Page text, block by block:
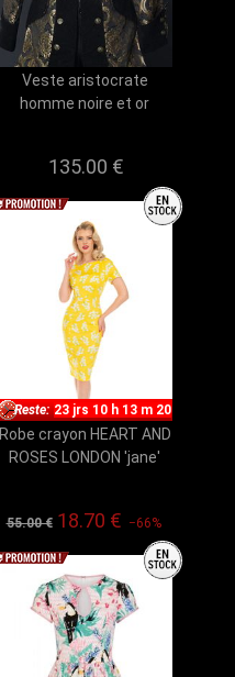
Veste aristocrate
homme noire et or
135.00 €
Reste:23 jrs 10 h 13 m 19
Robe crayon HEART AND
ROSES LONDON 'jane'
55.00 € 18.70 € −66%